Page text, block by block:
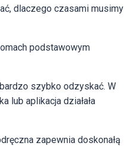
dlaczego czasami musimy
podstawowym
szybko odzyskać. W
lub aplikacja działała
zapewnia doskonałą